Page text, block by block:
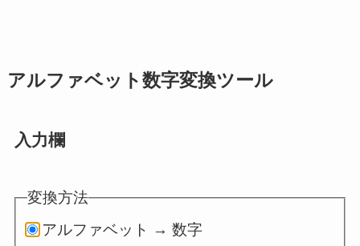
アルファベット数字変換ツール
入力欄
変換方法
アルファベット → 数字